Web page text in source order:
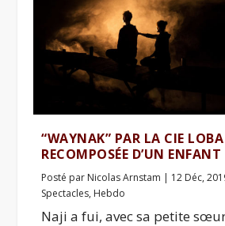
“WAYNAK” PAR LA CIE
RECOMPOSÉE D’UN ENFANT
Posté par Nicolas Arnstam | 12 Déc,
Spectacles, Hebdo
Naji a fui, avec sa petite